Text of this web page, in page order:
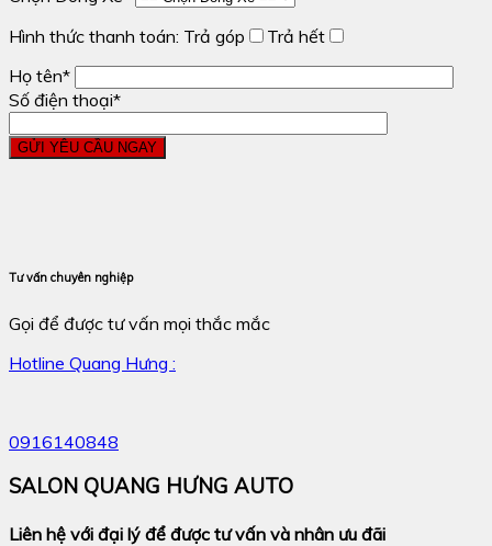
Hình thức thanh toán: Trả góp
Trả hết
Họ tên*
Số điện thoại*
Tư vấn chuyên nghiệp
Gọi để được tư vấn mọi thắc mắc
Hotline Quang Hưng :
0916140848
SALON QUANG HƯNG AUTO
Liên hệ với đại lý để được tư vấn và nhân ưu đãi